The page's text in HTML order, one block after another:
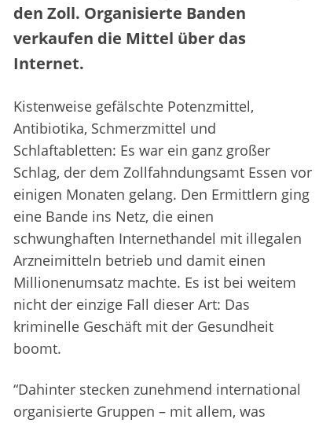
den Zoll. Organisierte Banden
verkaufen die Mittel über das
Internet.
Kistenweise gefälschte Potenzmittel,
Antibiotika, Schmerzmittel und
Schlaftabletten: Es war ein ganz großer
Schlag, der dem Zollfahndungsamt Essen vor
einigen Monaten gelang. Den Ermittlern ging
eine Bande ins Netz, die einen
schwunghaften Internethandel mit illegalen
Arzneimitteln betrieb und damit einen
Millionenumsatz machte. Es ist bei weitem
nicht der einzige Fall dieser Art: Das
kriminelle Geschäft mit der Gesundheit
boomt.
“Dahinter stecken zunehmend international
organisierte Gruppen – mit allem, was